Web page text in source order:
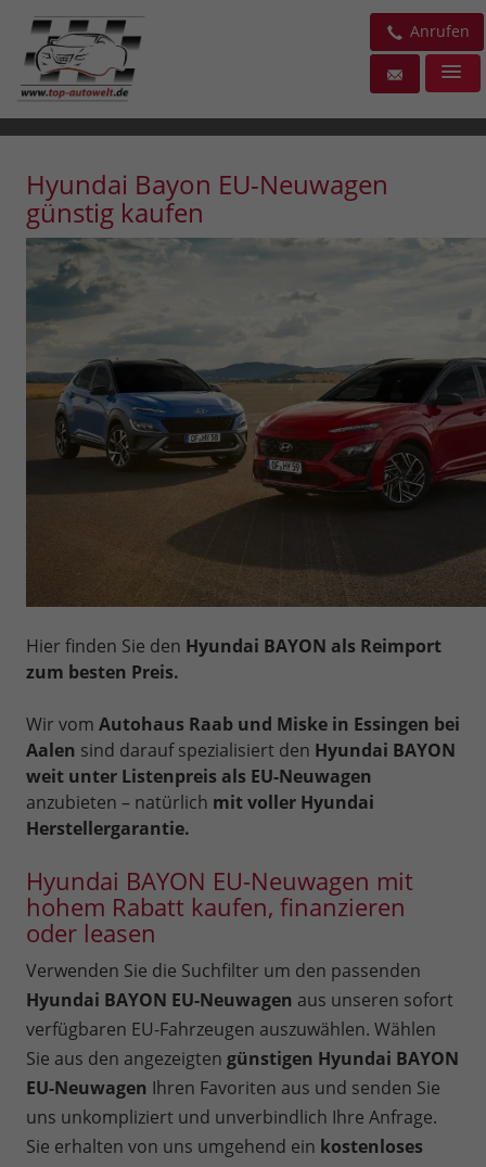
Anrufen
Hyundai Bayon EU-Neuwagen
günstig kaufen
Hier finden Sie den Hyundai BAYON als Reimport
zum besten Preis.
Wir vom Autohaus Raab und Miske in Essingen bei
Aalen sind darauf spezialisiert den Hyundai BAYON
weit unter Listenpreis als EU-Neuwagen
anzubieten – natürlich mit voller Hyundai
Herstellergarantie.
Hyundai BAYON EU-Neuwagen mit
hohem Rabatt kaufen, finanzieren
oder leasen
Verwenden Sie die Suchfilter um den passenden
Hyundai BAYON EU-Neuwagen aus unseren sofort
verfügbaren EU-Fahrzeugen auszuwählen. Wählen
Sie aus den angezeigten günstigen Hyundai BAYON
EU-Neuwagen Ihren Favoriten aus und senden Sie
uns unkompliziert und unverbindlich Ihre Anfrage.
Sie erhalten von uns umgehend ein kostenloses